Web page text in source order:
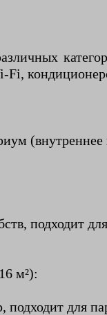
подходит
м²):
для